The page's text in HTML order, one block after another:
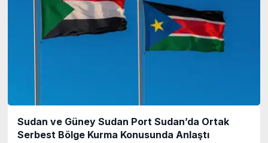
Sudan ve Güney Sudan Port Sudan’da Ortak
Serbest Bölge Kurma Konusunda Anlaştı